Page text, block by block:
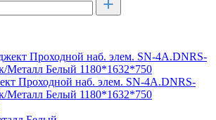
Проходной наб. элем. SN-4A.DNRS-
Металл Белый 1180*1632*750